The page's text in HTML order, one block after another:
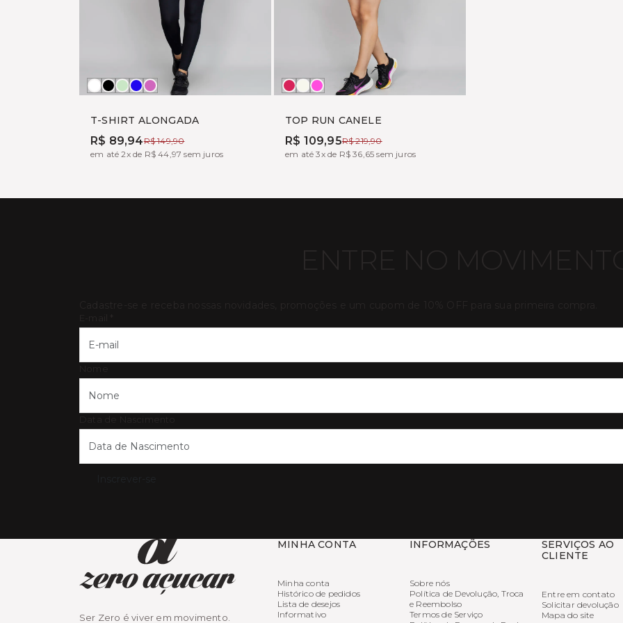
T-SHIRT ALONGADA
R$ 89,94R$ 149,90
em até 2x de R$ 44,97 sem juros
Branco
Preto
ALOEMARINHO
PINK
TOP RUN CANELE
R$ 109,95R$ 219,90
em até 3x de R$ 36,65 sem juros
BOHEME
OFFTONIC
Ser Zero é viver em movimento.
MINHA CONTA
Minha conta
Histórico de pedidos
Lista de desejos
Informativo
INFORMAÇÕES
Sobre nós
Política de Devolução, Troca
e Reembolso
Termos de Serviço
SERVIÇOS AO
CLIENTE
Entre em contato
Solicitar devolução
Mapa do site